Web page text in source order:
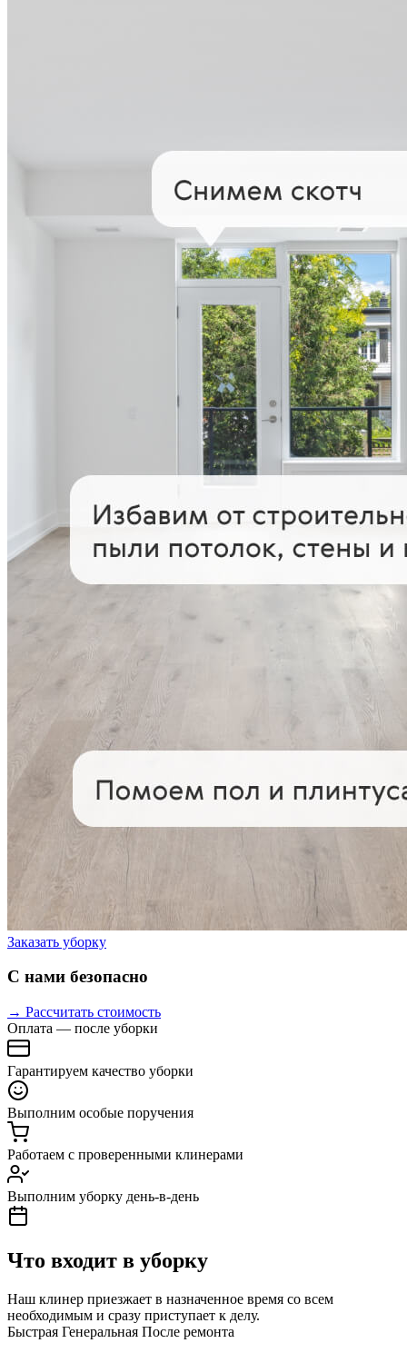
Заказать уборку
С нами безопасно
→ Рассчитать стоимость
Оплата — после уборки
Гарантируем качество уборки
Выполним особые поручения
Работаем с проверенными клинерами
Выполним уборку день-в-день
Что входит в уборку
Наш клинер приезжает в назначенное время со всем
необходимым и сразу приступает к делу.
Быстрая Генеральная После ремонта